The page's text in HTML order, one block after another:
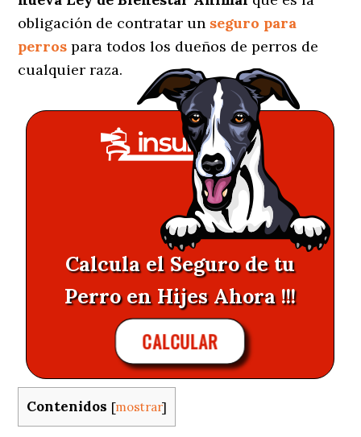
obligación de contratar un seguro para
perros para todos los dueños de perros de
cualquier raza.
Calcula el Seguro de tu
Perro en Hijes Ahora !!!
CALCULAR
Contenidos [mostrar]